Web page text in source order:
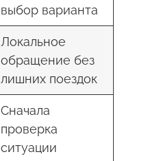
выбор варианта
Локальное
обращение без
лишних поездок
Сначала
проверка
ситуации